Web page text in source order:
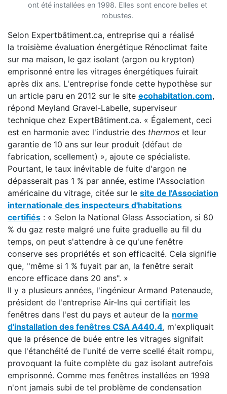
ont été installées en 1998. Elles sont encore belles et
robustes.
Selon Expertbâtiment.ca, entreprise qui a réalisé
la troisième évaluation énergétique Rénoclimat faite
sur ma maison, le gaz isolant (argon ou krypton)
emprisonné entre les vitrages énergétiques fuirait
après dix ans. L'entreprise fonde cette hypothèse sur
un article paru en 2012 sur le site ecohabitation.com,
répond Meyland Gravel-Labelle, superviseur
technique chez ExpertBâtiment.ca. « Également, ceci
est en harmonie avec l'industrie des thermos et leur
garantie de 10 ans sur leur produit (défaut de
fabrication, scellement) », ajoute ce spécialiste.
Pourtant, le taux inévitable de fuite d'argon ne
dépasserait pas 1 % par année, estime l'Association
américaine du vitrage, citée sur le site de l'Association
internationale des inspecteurs d'habitations
certifiés : « Selon la National Glass Association, si 80
% du gaz reste malgré une fuite graduelle au fil du
temps, on peut s'attendre à ce qu'une fenêtre
conserve ses propriétés et son efficacité. Cela signifie
que, ''même si 1 % fuyait par an, la fenêtre serait
encore efficace dans 20 ans". »
Il y a plusieurs années, l'ingénieur Armand Patenaude,
président de l'entreprise Air-Ins qui certifiait les
fenêtres dans l'est du pays et auteur de la norme
d'installation des fenêtres CSA A440.4, m'expliquait
que la présence de buée entre les vitrages signifait
que l'étanchéité de l'unité de verre scellé était rompu,
provoquant la fuite complète du gaz isolant autrefois
emprisonné. Comme mes fenêtres installées en 1998
n'ont jamais subi de tel problème de condensation